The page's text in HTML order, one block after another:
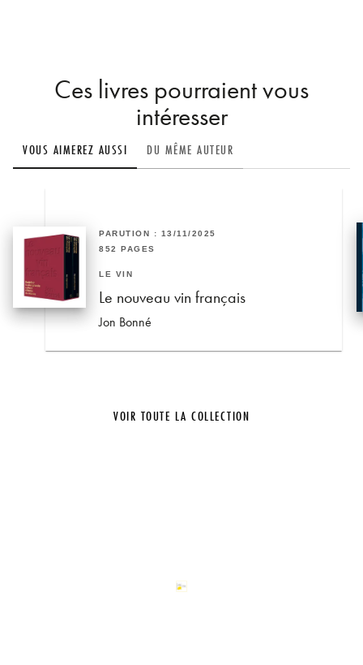
Ces livres pourraient vous
intéresser
VOUS AIMEREZ AUSSI DU MÊME AUTEUR
PARUTION : 13/11/2025
852 PAGES
LE VIN
Le nouveau vin français
Jon Bonné
VOIR TOUTE LA COLLECTION